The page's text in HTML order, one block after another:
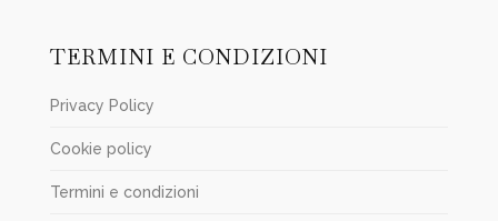
TERMINI E CONDIZIONI
Privacy Policy
Cookie policy
Termini e condizioni